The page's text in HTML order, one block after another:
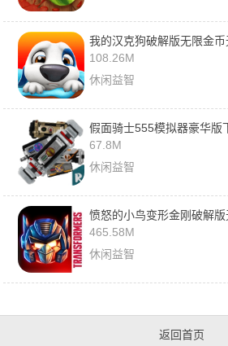
我的汉克狗破解版无限金
108.26M
休闲益智
假面骑士555模拟器豪华版
67.8M
休闲益智
愤怒的小鸟变形金刚破解
465.58M
休闲益智
返回首页